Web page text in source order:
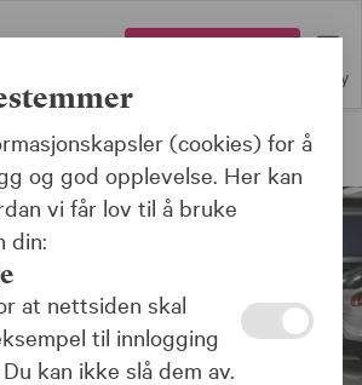
Meny
offentlig sektor
(cookies) for å
og god opplevelse. Her kan
vi får lov til å bruke
din:
at nettsiden skal
til innlogging
kan ikke slå dem av.